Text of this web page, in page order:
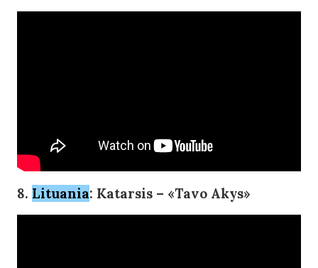
8. Lituania: Katarsis – «Tavo Akys»